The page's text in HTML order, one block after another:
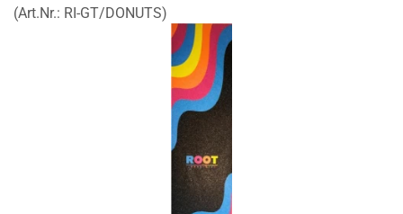
(Art.Nr.: RI-GT/DONUTS)